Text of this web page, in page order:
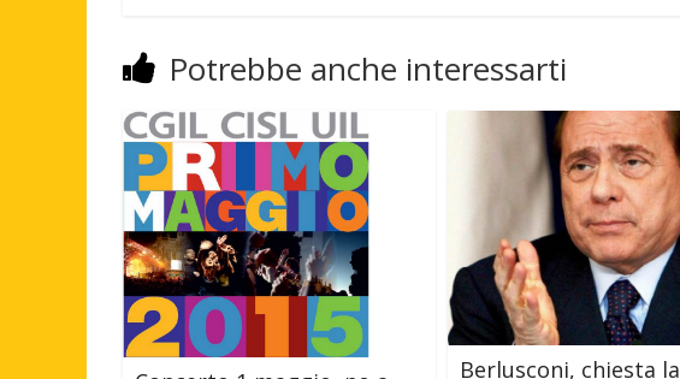
Potrebbe anche interessarti
Berlusconi, chiesta la